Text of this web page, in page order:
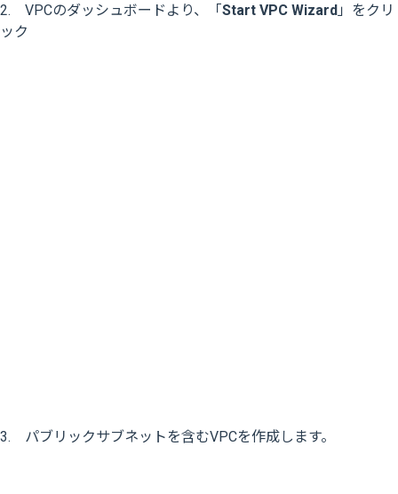
2. VPCのダッシュボードより、「Start VPC Wizard 」をクリ
ック
3. パブリックサブネットを含むVPCを作成します。